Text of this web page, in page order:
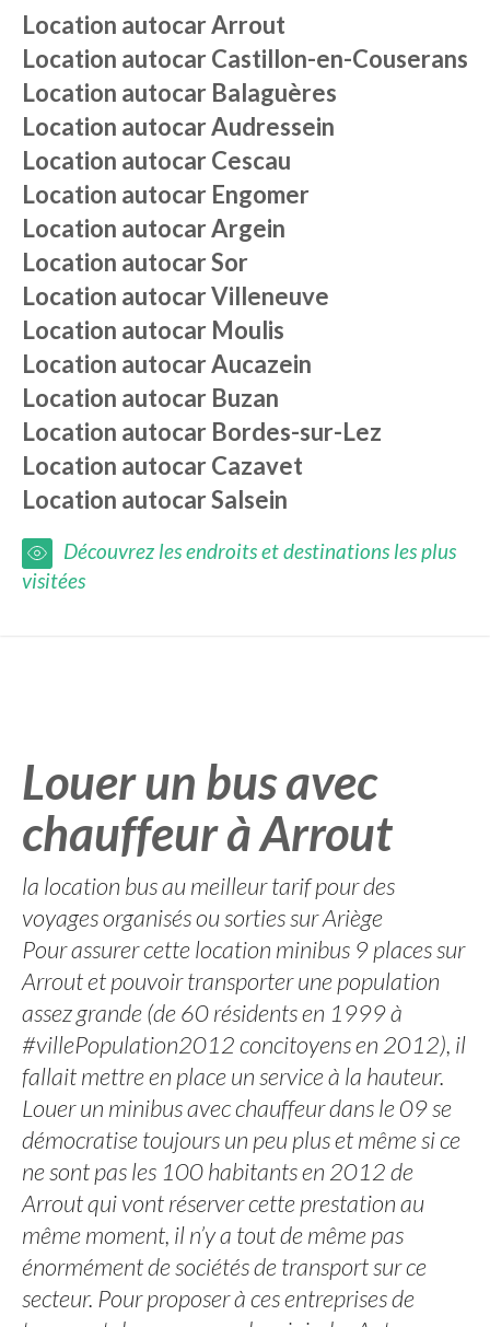
Location autocarArrout
Location autocarCastillon-en-Couserans
Location autocar Balaguères
Location autocarAudressein
Location autocarCescau
Location autocar Engomer
Location autocarArgein
Location autocarSor
Location autocarVilleneuve
Location autocar Moulis
Location autocarAucazein
Location autocar Buzan
Location autocar Bordes-sur-Lez
Location autocarCazavet
Location autocarSalsein
Découvrez les endroits et destinations les plus
visitées
Louer un bus avec
chauffeur à Arrout
la location bus au meilleur tarif pour des
voyages organisés ou sorties sur Ariège
Pour assurer cette location minibus 9 places sur
Arrout et pouvoir transporter une population
assez grande (de 60 résidents en 1999 à
#villePopulation2012 concitoyens en 2012), il
fallait mettre en place un service à la hauteur.
Louer un minibus avec chauffeur dans le 09 se
démocratise toujours un peu plus et même si ce
ne sont pas les 100 habitants en 2012 de
Arrout qui vont réserver cette prestation au
même moment, il n’y a tout de même pas
énormément de sociétés de transport sur ce
secteur. Pour proposer à ces entreprises de